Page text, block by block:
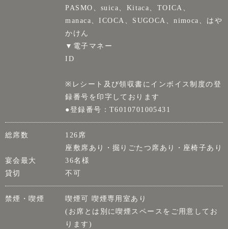
PASMO、suica、Kitaca、TOICA、
manaca、ICOCA、SUGOCA、nimoca、はや
かけん
▼電子マネー
ID
※レシート及び領収書にインボイス制度の登
録番号を印字しております
●登録番号：T6010701005431
総席数
126席
座敷席あり・掘りごたつ席あり・座椅子あり
宴会最大
36名様
貸切
不可
禁煙・喫煙
喫煙可 喫煙専用室あり
(お席とは別に喫煙スペースをご用意してお
ります)